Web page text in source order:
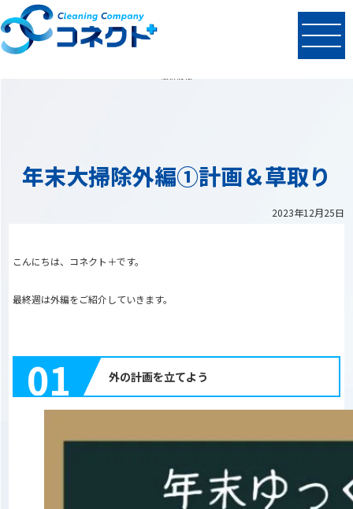
NEWS
年末大掃除外編①計画＆草取り
2023年12月25日
こんにちは、コネクト＋です。
最終週は外編をご紹介していきます。
01 外の計画を立てよう